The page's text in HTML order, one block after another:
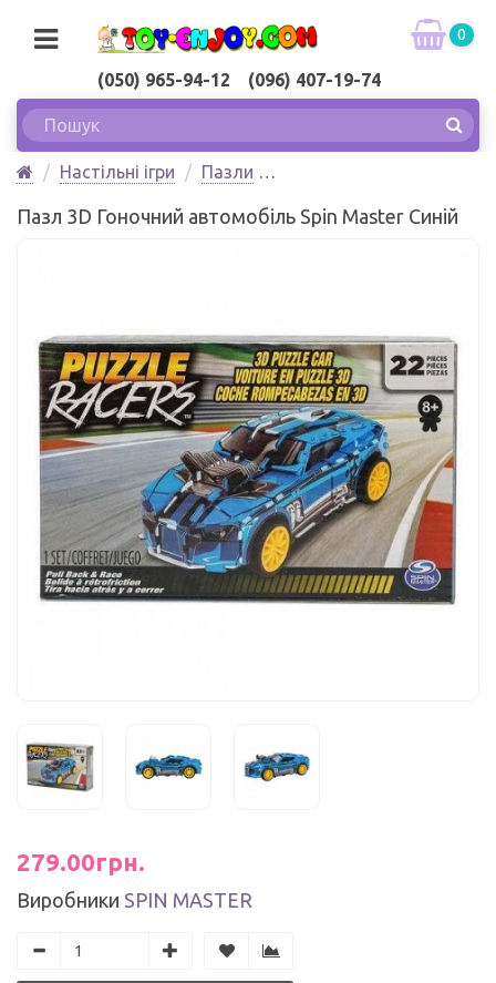
(050) 965-94-12 (096) 407-19-74
0
Настільні ігри
Пазли
Пазл 3D Гоночний автомобіль Spin Master Синій
279.00грн.
Виробники SPIN MASTER